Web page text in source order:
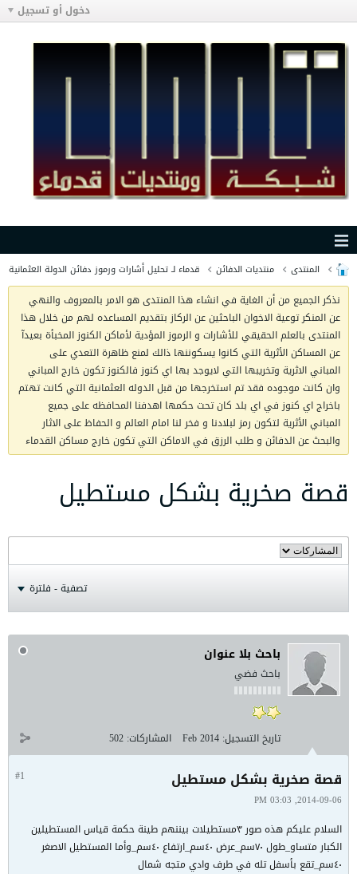
دخول أو تسجيل
المنتدى منتديات الدفائن قدماء لـ تحليل أشارات ورموز دفائن الدولة العثمانية
نذكر الجميع من أن الغاية في انشاء هذا المنتدى هو الامر بالمعروف والنهي
عن المنكر توعية الاخوان الباحثين عن الركاز بتقديم المساعده لهم من خلال هذا
المنتدى بالعلم الحقيقي للأشارات و الرموز المؤدية لأماكن الكنوز المخبأة بعيدآ
عن المساكن الأثرية التي كانوا يسكوننها ذالك لمنع ظاهرة التعدي على
المباني الاثرية وتخريبها التي لايوجد بها اي كنوز فالكنوز تكون خارج المباني
وان كانت موجوده فقد تم استخرجها من قبل الدوله العثمانية التي كانت تهتم
باخراج اي كنوز في اي بلد كان تحت حكمها اهدفنا المحافظه على جميع
المباني الأثرية لتكون رمز لبلادنا و فخر لنا امام العالم و الحفاظ على الاثار
والبحث عن الدفائن و طلب الرزق في الاماكن التي تكون خارج مساكن القدماء
قصة صخرية بشكل مستطيل
تصفية - فلترة
باحث بلا عنوان
باحث فضي
تاريخ التسجيل: Feb 2014 المشاركات: 502
#1 قصة صخرية بشكل مستطيل
2014-09-06, 03:03 PM
السلام عليكم هذه صور ٣مستطيلات بيننهم طينة حكمة قياس المستطيلين
الكبار متساو_طول ٧٠سم_عرض ٤٠سم_ارتفاع ٤٠سم_وأما المستطيل الاصغر
٤٠سم_تقع بأسفل تله في طرف وادي متجه شمال